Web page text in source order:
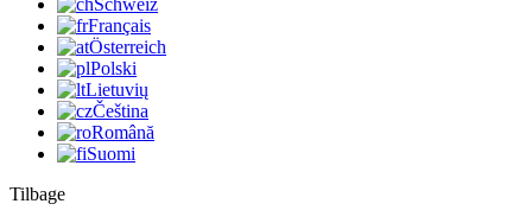
Schweiz
Français
Österreich
Polski
Lietuvių
Čeština
Română
Suomi
Tilbage